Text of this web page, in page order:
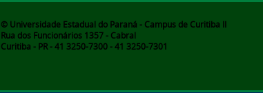
© Universidade Estadual do Paraná - Campus de Curitiba II
Rua dos Funcionários 1357 - Cabral
Curitiba - PR - 41 3250-7300 - 41 3250-7301